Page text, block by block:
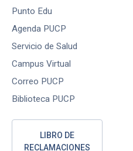
Punto Edu
Agenda PUCP
Servicio de Salud
Campus Virtual
Correo PUCP
Biblioteca PUCP
LIBRO DE
RECLAMACIONES